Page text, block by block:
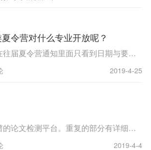
令营对什么专业开放呢？
各位学长学姐，在往届夏令营通知里面只看到日期与要求，没有看到对什么专业开放，能麻烦解答一下嘛，或者麻烦告诉一下去哪里能找到呢~
2019-4-25
推荐大家一个靠谱的论文检测平台。重复的部分有详细出处以及具体修改意见，能直接在文章上做修改，全部改完一键下载就搞定了。怕麻烦的话，还能用它自带的降重功能。哦对了，他们现在正在做毕业季活动， 赠送很多免费字数，可以说是十分划算了！地址是：http:...
2019-4-4